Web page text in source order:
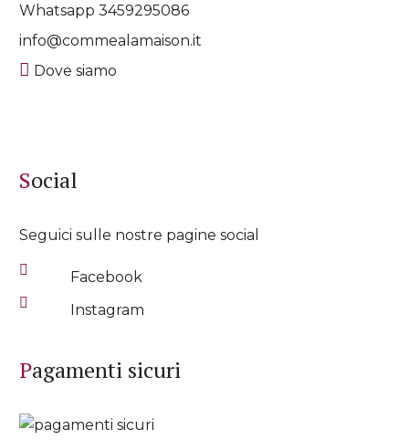
Whatsapp3459295086
info@commealamaison.it
Dove siamo
Social
Seguici sulle nostre pagine social
Facebook
Instagram
Pagamenti sicuri